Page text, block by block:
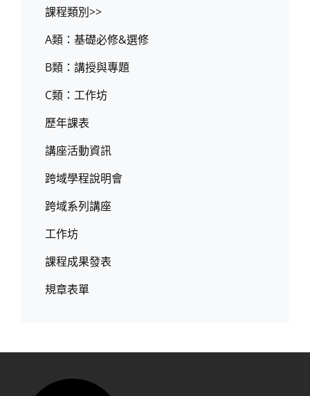
課程類別>>
A類：基礎必修&選修
B類：講授與專題
C類：工作坊
歷年課表
講座活動資訊
跨域學程說明會
跨域系列講座
工作坊
課程成果發表
規章表單